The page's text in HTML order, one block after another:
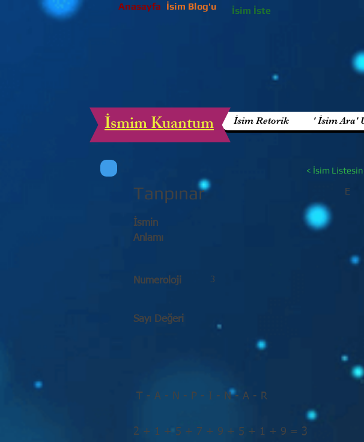
Anasayfa İsim Blog'u İsim İste
İsim Retorik ' İsim Ara'
İsmim Kuantum
< İsim
Tanpınar E
İsmin
Anlamı
Numeroloji 3
Sayı Değeri
T - A - N - P - I - N - A - R
2 + 1 + 5 + 7 + 9 + 5 + 1 + 9 = 3